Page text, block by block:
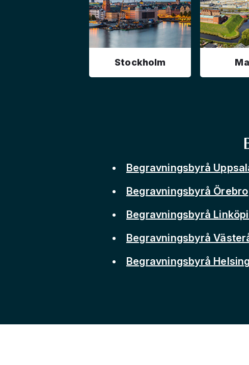
Stockholm
Begravningsbyrå
Begravningsbyrå Örebro
Begravningsbyrå
Begravningsbyrå
Begravningsbyrå